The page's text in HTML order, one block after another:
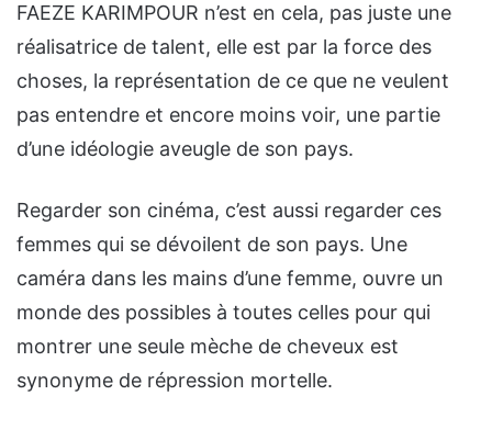
FAEZE KARIMPOUR n’est en cela, pas juste une
réalisatrice de talent, elle est par la force des
choses, la représentation de ce que ne veulent
pas entendre et encore moins voir, une partie
d’une idéologie aveugle de son pays.
Regarder son cinéma, c’est aussi regarder ces
femmes qui se dévoilent de son pays. Une
caméra dans les mains d’une femme, ouvre un
monde des possibles à toutes celles pour qui
montrer une seule mèche de cheveux est
synonyme de répression mortelle.